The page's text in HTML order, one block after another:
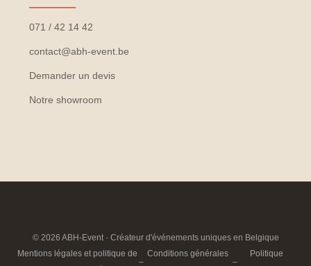
071 / 42 14 42
contact@abh-event.be
Demander un devis
Notre showroom
© 2026 ABH-Event · Créateur d'événements uniques en Belgique
Mentions légales et politique de
–
Conditions générales
–
Politique